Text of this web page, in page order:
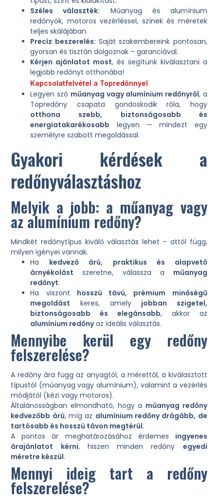
Széles választék: Műanyag és alumínium
redőnyök, motoros vezérléssel, színek és méretek
teljes skálájában.
Precíz beszerelés: Saját szakembereink pontosan,
gyorsan és tisztán dolgoznak – garanciával.
Kérjen ajánlatot most, és segítünk kiválasztani a
legjobb redőnyt otthonába!
Kapcsolatfelvétel a Topredőnnyel
Legyen szó műanyag vagy alumínium redőnyről, a
Topredőny csapata gondoskodik róla, hogy
otthona szebb, biztonságosabb és
energiatakarékosabb legyen — mindezt egy
személyre szabott megoldással.
Gyakori kérdések a
redőnyválasztáshoz
Melyik a jobb: a műanyag vagy
az alumínium redőny?
Mindkét redőnytípus kiváló választás lehet – attól függ,
milyen igényei vannak.
Ha kedvező árú, praktikus és alapvető
árnyékolást szeretne, válassza a műanyag
redőnyt.
Ha viszont hosszú távú, prémium minőségű
megoldást keres, amely jobban szigetel,
biztonságosabb és elegánsabb, akkor az
alumínium redőnyaz ideális választás.
Mennyibe kerül egy redőny
felszerelése?
A redőny ára függ az anyagtól, a mérettől, a kiválasztott
típustól (műanyag vagy alumínium), valamint a vezérlés
módjától (kézi vagy motoros).
Általánosságban elmondható, hogy a műanyag redőny
kedvezőbb árú, míg az alumínium redőny drágább, de
tartósabb és hosszú távon megtérül.
A pontos ár meghatározásához érdemes ingyenes
árajánlatot kérni, hiszen minden redőny egyedi
méretre készül.
Mennyi ideig tart a redőny
felszerelése?